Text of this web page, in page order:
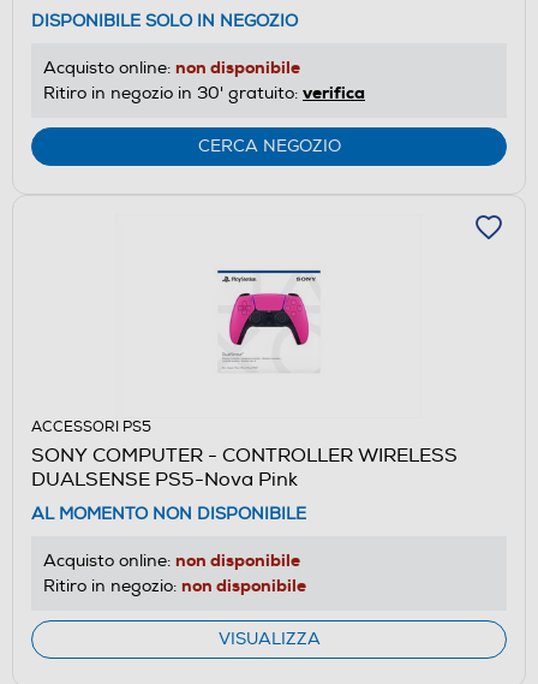
DISPONIBILE SOLO IN NEGOZIO
Acquisto online: non disponibile
Ritiro in negozio in 30' gratuito: verifica
CERCA NEGOZIO
ACCESSORI PS5
SONY COMPUTER - CONTROLLER WIRELESS
DUALSENSE PS5-Nova Pink
AL MOMENTO NON DISPONIBILE
Acquisto online: non disponibile
Ritiro in negozio: non disponibile
VISUALIZZA